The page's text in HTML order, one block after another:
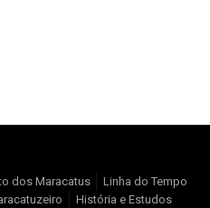
dos Maracatus
Linha do Tempo
História e Estudos